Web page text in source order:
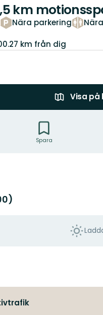
km
Nära parkering
km från dig
Visa på
Spara